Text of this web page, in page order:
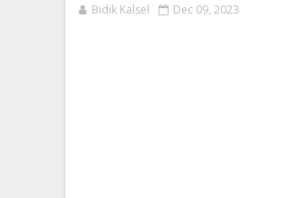
Bidik Kalsel Dec 09, 2023